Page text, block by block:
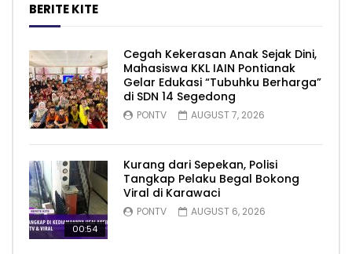
BERITE KITE
Cegah Kekerasan Anak Sejak Dini,
Mahasiswa KKL IAIN Pontianak
Gelar Edukasi “Tubuhku Berharga”
di SDN 14 Segedong
PONTV AUGUST 7, 2026
00:54
Kurang dari Sepekan, Polisi
Tangkap Pelaku Begal Bokong
Viral di Karawaci
PONTV AUGUST 6, 2026